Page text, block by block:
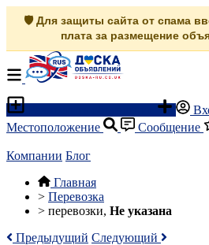
🛡️ Для защиты сайта от спама
плата за размещение
Местоположение
Сообщение
Компании Блог
Главная
> Перевозка
> перевозки, Не указана
Предыдущий Следующий